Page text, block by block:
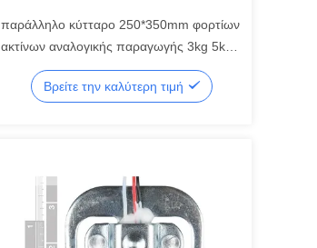
παράλληλο κύτταρο 250*350mm φορτίων
ακτίνων αναλογικής παραγωγής 3kg 5kg
πλατφόρμα διαθέσιμη
Βρείτε την καλύτερη τιμή